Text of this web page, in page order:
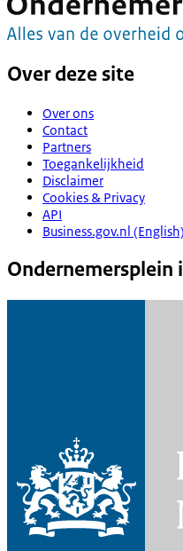
Over deze site
Over ons
Contact
Partners
Toegankelijkheid
Disclaimer
Cookies & Privacy
API
Business.gov.nl (English)
Ondernemersplein